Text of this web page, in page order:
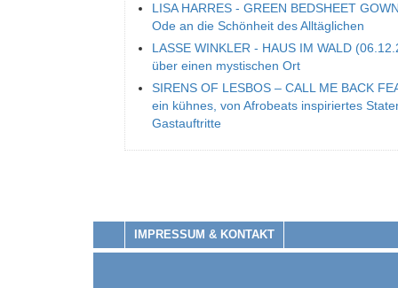
LISA HARRES - GREEN BEDSHEET
Ode an die Schönheit des Alltäglichen
LASSE WINKLER - HAUS IM WALD
über einen mystischen Ort
SIRENS OF LESBOS – CALL ME BACK
ein kühnes, von Afrobeats inspiriertes
Gastauftritte
IMPRESSUM & KONTAKT